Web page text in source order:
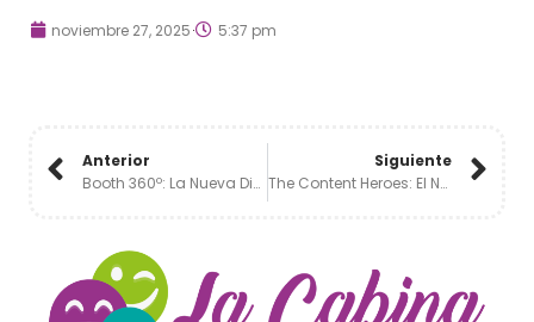
noviembre 27, 2025 5:37 pm
Anterior
Booth 360º: La Nueva Dimensión De Diversión En Los Eventos De México 🌀✨
Siguiente
The Content Heroes: El Nuevo Must-Have Para Eventos Premium 🎬⭐🔥